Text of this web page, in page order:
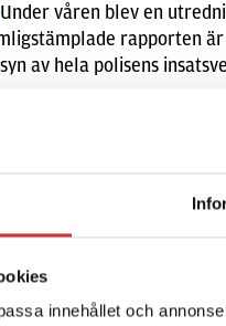
innehållet och
Under våren blev en
rapporten
av hela polisens